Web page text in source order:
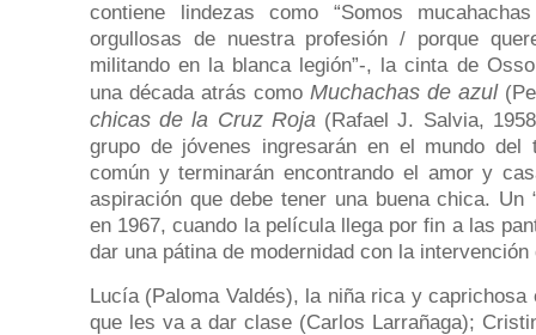
contiene lindezas como “Somos
orgullosas de nuestra profesión / porque
militando en la blanca legión”-, la cinta de
una década atrás como Muchachas de azul
chicas de la Cruz Roja (Rafael J. Salvia,
grupo de jóvenes ingresarán en el mundo del
común y terminarán encontrando el amor y
aspiración que debe tener una buena chica. Un
en 1967, cuando la película llega por fin a las
dar una pátina de modernidad con la
Lucía (Paloma Valdés), la niña rica y caprichosa
que les va a dar clase (Carlos Larrañaga);